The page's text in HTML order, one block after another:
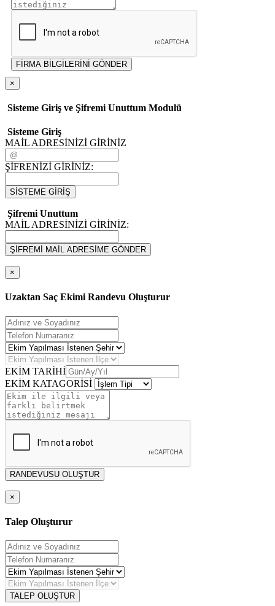
FİRMA BİLGİLERİNİ GÖNDER
×
Sisteme Giriş ve Şifremi Unuttum Modulü
Sisteme Giriş
MAİL ADRESİNİZİ GİRİNİZ
ŞİFRENİZİ GİRİNİZ:
SİSTEME GİRİŞ
Şifremi Unuttum
MAİL ADRESİNİZİ GİRİNİZ:
ŞİFREMİ MAİL ADRESİME GÖNDER
×
Uzaktan Saç Ekimi Randevu Oluşturur
EKİM TARİHİ
EKİM KATAGORİSİ
RANDEVUSU OLUŞTUR
×
Talep Oluşturur
TALEP OLUŞTUR